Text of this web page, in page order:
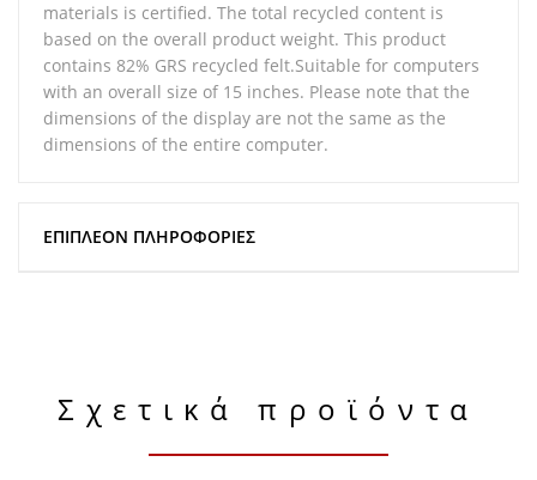
materials is certified. The total recycled content is
based on the overall product weight. This product
contains 82% GRS recycled felt.Suitable for computers
with an overall size of 15 inches. Please note that the
dimensions of the display are not the same as the
dimensions of the entire computer.
ΕΠΙΠΛΈΟΝ ΠΛΗΡΟΦΟΡΊΕΣ
Σχετικά προϊόντα